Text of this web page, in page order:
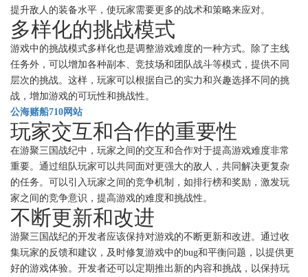
提升敌人的装备水平，使玩家需要更多的战术和策略来应对。
多样化的挑战模式
游戏中的挑战模式多样化也是调整游戏难度的一种方式。除了主线
任务外，可以增加各种副本、竞技场和团队战斗等模式，提供不同
层次的挑战。这样，玩家可以根据自己的实力和兴趣选择不同的挑
战，增加游戏的可玩性和挑战性。
公海赌船710网站
玩家交互和合作的重要性
在游聚三国战纪中，玩家之间的交互和合作对于提高游戏难度非常
重要。通过组队玩家可以共同面对更强大的敌人，共同解决更复杂
的任务。可以引入玩家之间的竞争机制，如排行榜和奖励，激发玩
家之间的竞争意识，提高游戏的难度和挑战性。
不断更新和改进
游聚三国战纪的开发者应该保持对游戏的不断更新和改进。通过收
集玩家的反馈和建议，及时修复游戏中的bug和平衡问题，以提供更
好的游戏体验。开发者还可以定期推出新的内容和挑战，以保持玩